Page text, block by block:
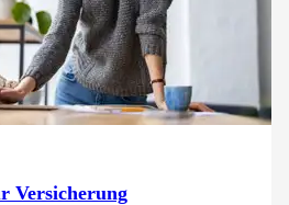
Versicherung